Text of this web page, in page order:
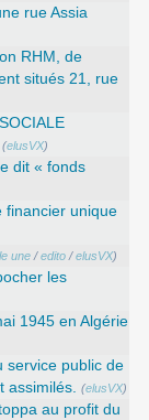
rue Assia
RHM, de
situés 21, rue
(elusVX)
dit « fonds
financier unique
une /edito /elusVX)
les
1945 en Algérie
service public de
assimilés. (elusVX)
au profit du